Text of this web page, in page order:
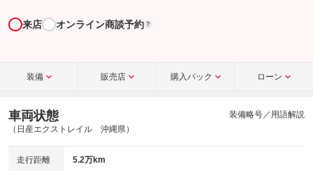
来店 オンライン商談予約 ?
装備 販売店 購入パック ローン
車両状態
（日産エクストレイル 沖縄県）
装備略号／用語解説
走行距離 5.2万km